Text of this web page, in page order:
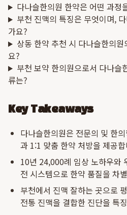
다나슬한의원 한약은 어떤 과정
부천 진맥의 특징은 무엇이며,
가요?
상동 한약 추천 시 다나슬한의
요?
부천 보약 한의원으로서 다나슬
류는?
Key Takeaways
다나슬한의원은 전문의 및 한
과 1:1 맞춤 한약 처방을 제공
10년 24,000례 임상 노하우와
전 시스템으로 한약 품질을 차
부천에서 진맥 잘하는 곳으로
전통 진맥을 결합한 진단을 특